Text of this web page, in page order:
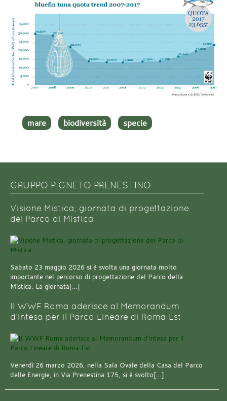
mare biodiversità specie
GRUPPO PIGNETO PRENESTINO
Visione Mistica, giornata di progettazione
del Parco di Mistica
Sabato 23 maggio 2026 si è svolta una giornata molto
importante nel percorso di progettazione del Parco della
Mistica. La giornata[…]
Il WWF Roma aderisce al Memorandum
d’intesa per il Parco Lineare di Roma Est
Venerdì 26 marzo 2026, nella Sala Ovale della Casa del Parco
delle Energie, in Via Prenestina 175, si è svolto[…]